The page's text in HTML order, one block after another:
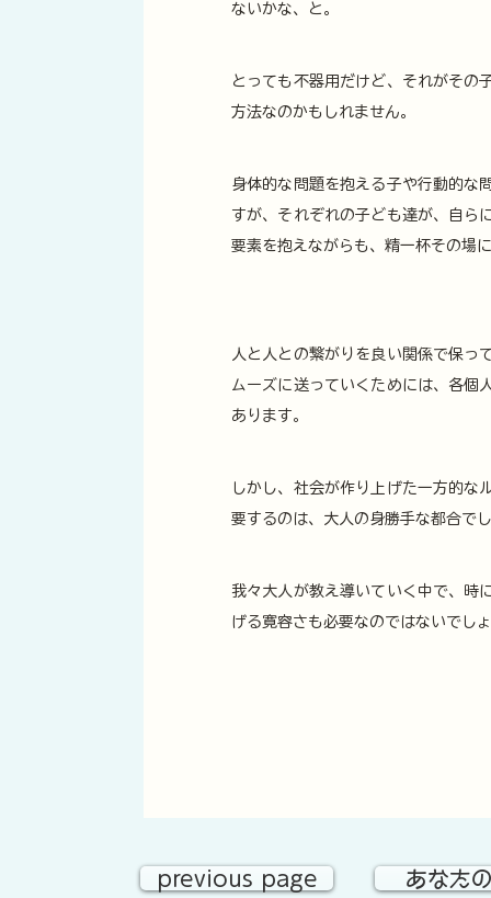
ないかな、と。
とっても不器用だけど、それがその
方法なのかもしれません。
身体的な問題を抱える子や行動的な
すが、それぞれの子ども達が、自ら
要素を抱えながらも、精一杯その場
人と人との繋がりを良い関係で保っ
ムーズに送っていくためには、各個
あります。
しかし、社会が作り上げた一方的な
要するのは、大人の身勝手な都合で
我々大人が教え導いていく中で、時
げる寛容さも必要なのではないでし
previous page あなた